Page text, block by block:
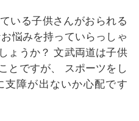
いる子供さんがおられる
悩みを持っていらっしゃ
ょうか？ 文武両道は子供
とですが、
スポーツをし
支障が出ないか心配です